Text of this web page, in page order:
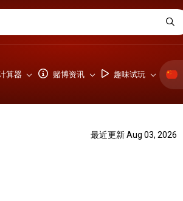
算器 赌博资讯 趣味试玩
最近更新 Aug 03, 2026